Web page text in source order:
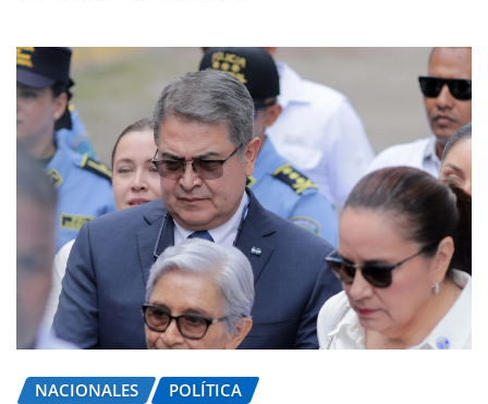
NACIONALES POLÍTICA